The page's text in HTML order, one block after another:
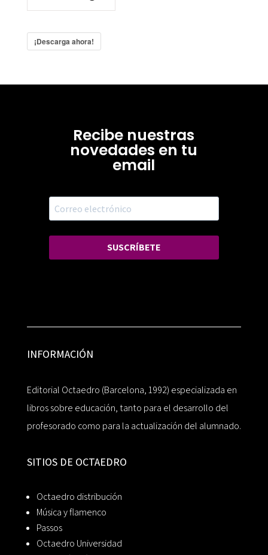
¡Descarga ahora!
Recibe nuestras
novedades en tu
email
SUSCRÍBETE
INFORMACIÓN
Editorial Octaedro (Barcelona, 1992) especializada en
libros sobre educación, tanto para el desarrollo del
profesorado como para la actualización del alumnado.
SITIOS DE OCTAEDRO
Octaedro distribución
Música y flamenco
Passos
Octaedro Universidad